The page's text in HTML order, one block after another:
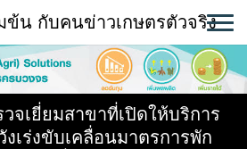
ข้น กับคนข่าวเกษตรตัวจริง
จเยี่ยมสาขาที่เปิดให้บริการ
เร่งขับเคลื่อนมาตรการพัก